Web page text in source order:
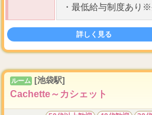
・ 最低給与制度あり※
詳しく見る
ルーム [池袋駅]
Cachette～カシェット